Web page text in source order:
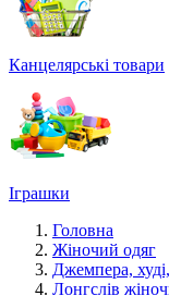
Канцелярські товари
Іграшки
Головна
Жіночий одяг
Джемпера,
Лонгслів